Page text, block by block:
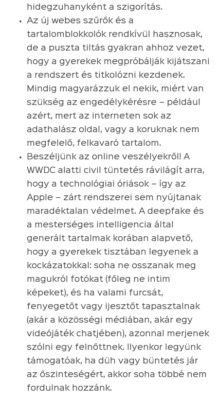
hidegzuhanyként a szigorítás.
Az új webes szűrők és a
tartalomblokkolók rendkívül hasznosak,
de a puszta tiltás gyakran ahhoz vezet,
hogy a gyerekek megpróbálják kijátszani
a rendszert és titkolózni kezdenek.
Mindig magyarázzuk el nekik, miért van
szükség az engedélykérésre – például
azért, mert az interneten sok az
adathalász oldal, vagy a koruknak nem
megfelelő, felkavaró tartalom.
Beszéljünk az online veszélyekről! A
WWDC alatti civil tüntetés rávilágít arra,
hogy a technológiai óriások – így az
Apple – zárt rendszerei sem nyújtanak
maradéktalan védelmet. A deepfake és
a mesterséges intelligencia által
generált tartalmak korában alapvető,
hogy a gyerekek tisztában legyenek a
kockázatokkal: soha ne osszanak meg
magukról fotókat (főleg ne intim
képeket), és ha valami furcsát,
fenyegetőt vagy ijesztőt tapasztalnak
(akár a közösségi médiában, akár egy
videójáték chatjében), azonnal merjenek
szólni egy felnőttnek. Ilyenkor legyünk
támogatóak, ha düh vagy büntetés jár
az őszinteségért, akkor soha többé nem
fordulnak hozzánk.